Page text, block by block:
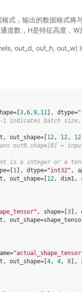
式，输出的数据格式将
数，H是特征高度，W
out_d, out_h, out_w)
= 3,6,9, 11 ], dtype=
indicates batch
, out_shape= 12, 12, 12
out0.shape[0] =
is a integer or a
= 1 ], dtype="int32" ,
, out_shape= 12, dim1,
, shape= 3 ],
, out_shape=
=
, out_shape= 4, 4, 8 ],